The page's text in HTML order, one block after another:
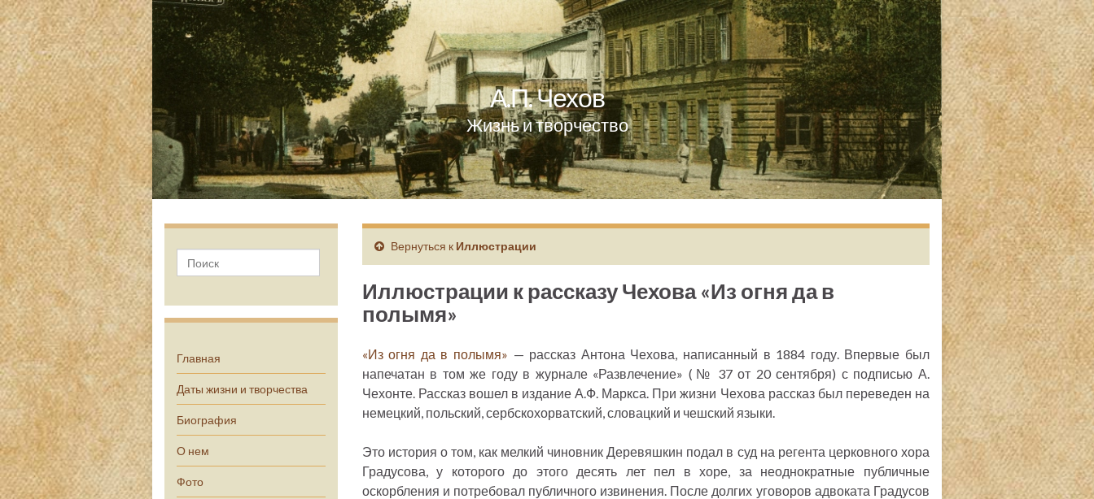
А.П. Чехов
Жизнь и творчество
Главная
Даты жизни и творчества
Биография
О нем
Фото
Вернуться к Иллюстрации
Иллюстрации к рассказу Чехова «Из огня да в
полымя»
«Из огня да в полымя» — рассказ Антона Чехова, написанный в 1884 году. Впервые был
напечатан в том же году в журнале «Развлечение» (№ 37 от 20 сентября) с подписью А.
Чехонте. Рассказ вошел в издание А.Ф. Маркса. При жизни Чехова рассказ был переведен на
немецкий, польский, сербскохорватский, словацкий и чешский языки.
Это история о том, как мелкий чиновник Деревяшкин подал в суд на регента церковного хора
Градусова, у которого до этого десять лет пел в хоре, за неоднократные публичные
оскорбления и потребовал публичного извинения. После долгих уговоров адвоката Градусов